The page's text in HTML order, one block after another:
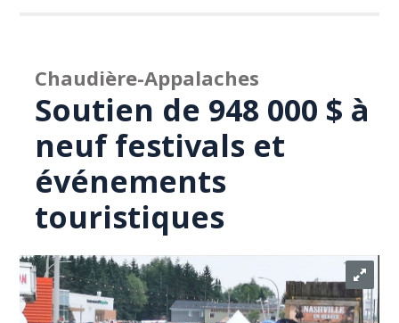
Chaudière-Appalaches
Soutien de 948 000 $ à
neuf festivals et
événements
touristiques